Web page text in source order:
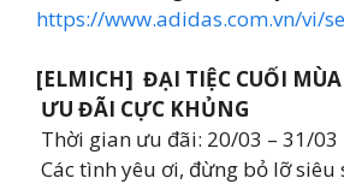
https://www.adidas.com.vn/vi/
[ELMICH] ĐẠI TIỆC CUỐI MÙA
ƯU ĐÃI CỰC KHỦNG
Thời gian ưu đãi: 20/03 – 31/03
Các tình yêu ơi, đừng bỏ lỡ siêu